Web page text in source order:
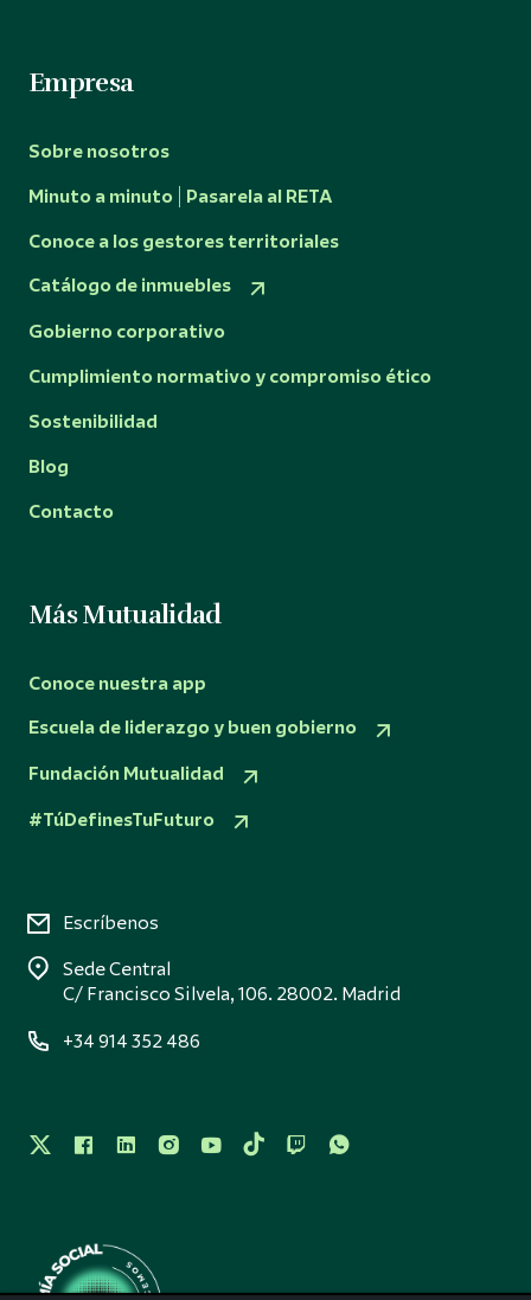
Empresa
Sobre nosotros
Minuto a minuto | Pasarela al RETA
Conoce a los gestores territoriales
Catálogo de inmuebles
Gobierno corporativo
Cumplimiento normativo y compromiso ético
Sostenibilidad
Blog
Contacto
Más Mutualidad
Conoce nuestra app
Escuela de liderazgo y buen gobierno
Fundación Mutualidad
#TúDefinesTuFuturo
Escríbenos
Sede Central
C/ Francisco Silvela, 106. 28002. Madrid
+34 914 352 486